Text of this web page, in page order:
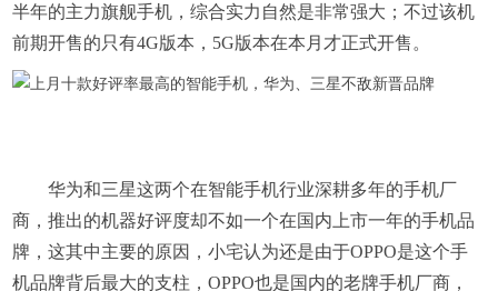
半年的主力旗舰手机，综合实力自然是非常强大；不过该机
前期开售的只有4G版本，5G版本在本月才正式开售。
华为和三星这两个在智能手机行业深耕多年的手机厂
商，推出的机器好评度却不如一个在国内上市一年的手机品
牌，这其中主要的原因，小宅认为还是由于OPPO是这个手
机品牌背后最大的支柱，OPPO也是国内的老牌手机厂商，